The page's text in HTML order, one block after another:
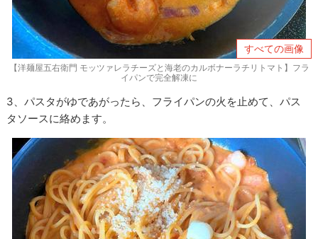
すべての画像
【洋麺屋五右衛門 モッツァレラチーズと海老のカルボナーラチリトマト】フラ
イパンで完全解凍に
3、パスタがゆであがったら、フライパンの火を止めて、パス
タソースに絡めます。